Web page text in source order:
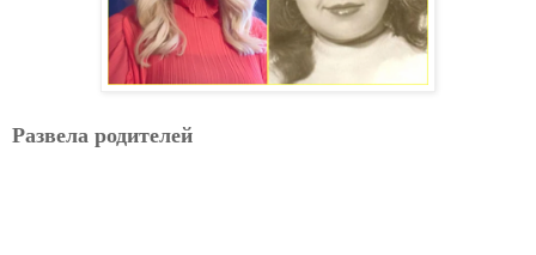
Развела родителей